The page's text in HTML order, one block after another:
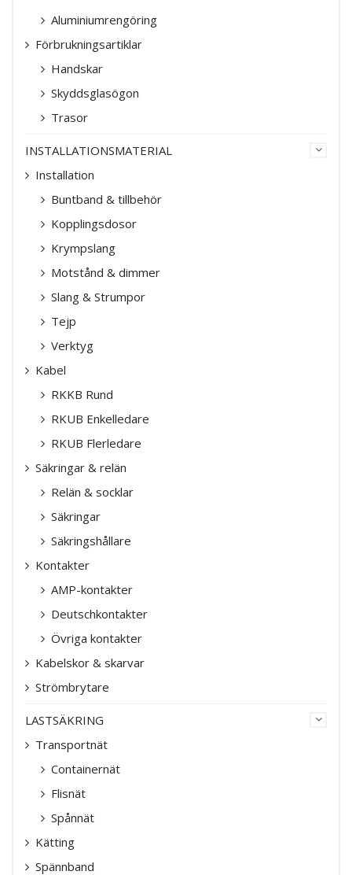
Aluminiumrengöring
Förbrukningsartiklar
Handskar
Skyddsglasögon
Trasor
INSTALLATIONSMATERIAL
Installation
Buntband & tillbehör
Kopplingsdosor
Krympslang
Motstånd & dimmer
Slang & Strumpor
Tejp
Verktyg
Kabel
RKKB Rund
RKUB Enkelledare
RKUB Flerledare
Säkringar & relän
Relän & socklar
Säkringar
Säkringshållare
Kontakter
AMP-kontakter
Deutschkontakter
Övriga kontakter
Kabelskor & skarvar
Strömbrytare
LASTSÄKRING
Transportnät
Containernät
Flisnät
Spånnät
Kätting
Spännband